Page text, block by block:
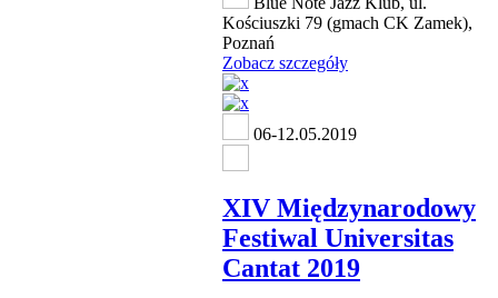
Kościuszki 79 (gmach CK Zamek),
Poznań
Zobacz szczegóły
06-12.05.2019
XIV Międzynarodowy
Festiwal Universitas
Cantat 2019